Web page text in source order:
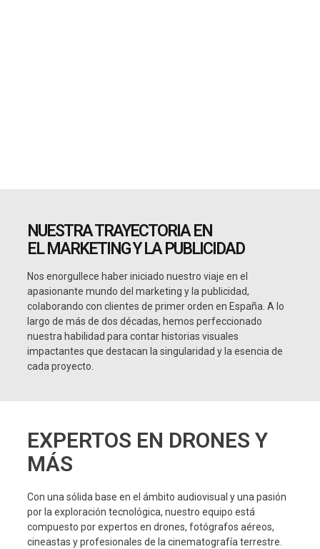
NUESTRA TRAYECTORIA EN
EL MARKETING Y LA PUBLICIDAD
Nos enorgullece haber iniciado nuestro viaje en el
apasionante mundo del marketing y la publicidad,
colaborando con clientes de primer orden en España. A lo
largo de más de dos décadas, hemos perfeccionado
nuestra habilidad para contar historias visuales
impactantes que destacan la singularidad y la esencia de
cada proyecto.
EXPERTOS EN DRONES Y
MÁS
Con una sólida base en el ámbito audiovisual y una pasión
por la exploración tecnológica, nuestro equipo está
compuesto por expertos en drones, fotógrafos aéreos,
cineastas y profesionales de la cinematografía terrestre.